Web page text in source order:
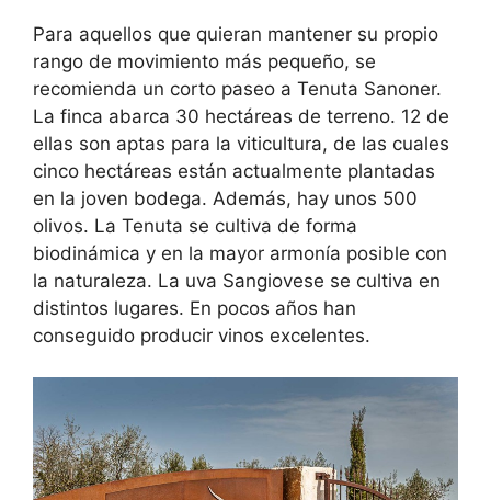
Para aquellos que quieran mantener su propio
rango de movimiento más pequeño, se
recomienda un corto paseo a Tenuta Sanoner.
La finca abarca 30 hectáreas de terreno. 12 de
ellas son aptas para la viticultura, de las cuales
cinco hectáreas están actualmente plantadas
en la joven bodega. Además, hay unos 500
olivos. La Tenuta se cultiva de forma
biodinámica y en la mayor armonía posible con
la naturaleza. La uva Sangiovese se cultiva en
distintos lugares. En pocos años han
conseguido producir vinos excelentes.